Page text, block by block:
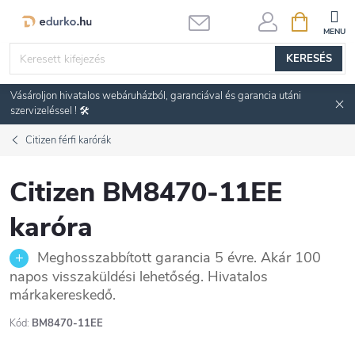
KERESÉS
KOSÁR
Vásároljon hivatalos webáruházból, garanciával és garancia utáni
szervizeléssel ! 🛠️
Citizen férfi karórák
Citizen BM8470-11EE
karóra
Meghosszabbított garancia 5 évre. Akár 100
napos visszaküldési lehetőség. Hivatalos
márkakereskedő.
Kód: BM8470-11EE